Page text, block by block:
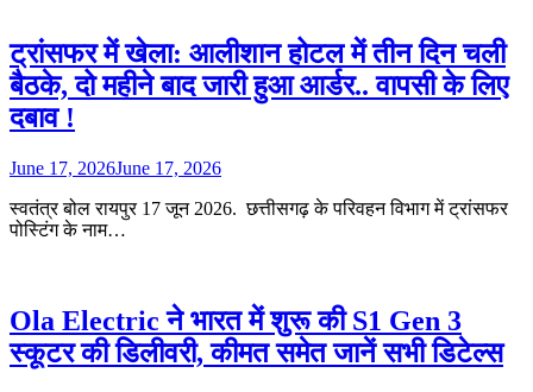
ट्रांसफर में खेला: आलीशान होटल में तीन दिन चली
बैठके, दो महीने बाद जारी हुआ आर्डर.. वापसी के लिए
दबाव !
June 17, 2026June 17, 2026
स्वतंत्र बोल रायपुर 17 जून 2026. छत्तीसगढ़ के परिवहन विभाग में ट्रांसफर
पोस्टिंग के नाम…
Ola Electric ने भारत में शुरू की S1 Gen 3
स्कूटर की डिलीवरी, कीमत समेत जानें सभी डिटेल्स